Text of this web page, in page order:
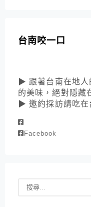
台南咬一口
▶ 跟著台南在地人
的美味，絕對隱藏
▶ 邀約採訪請吃在
Facebook